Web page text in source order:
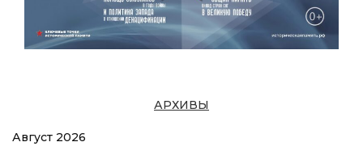
АРХИВЫ
Август 2026